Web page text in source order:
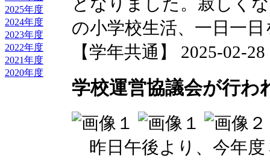
2025年度
2024年度
2023年度
2022年度
2021年度
2020年度
の小学校生活、一日一
【学年共通】 2025-02-
学校運営協議会が行わ
昨日午後より、今年度